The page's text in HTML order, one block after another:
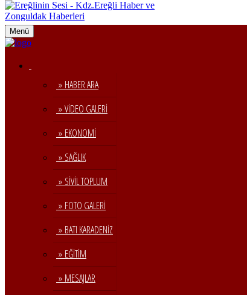
Menü
» HABER ARA
» VİDEO GALERİ
» EKONOMİ
» SAĞLIK
» SİVİL TOPLUM
» FOTO GALERİ
» BATI KARADENİZ
» EĞİTİM
» MESAJLAR